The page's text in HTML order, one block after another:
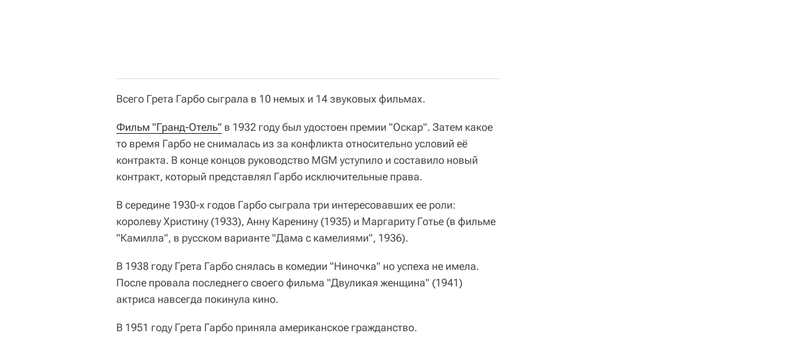
Всего Грета Гарбо сыграла в 10 немых и 14 звуковых фильмах.
Фильм "Гранд-Отель" в 1932 году был удостоен премии "Оскар". Затем какое
то время Гарбо не снималась из за конфликта относительно условий её
контракта. В конце концов руководство MGM уступило и составило новый
контракт, который представлял Гарбо исключительные права.
В середине 1930-х годов Гарбо сыграла три интересовавших ее роли:
королеву Христину (1933), Анну Каренину (1935) и Маргариту Готье (в фильме
"Камилла", в русском варианте "Дама с камелиями", 1936).
В 1938 году Грета Гарбо снялась в комедии "Ниночка" но успеха не имела.
После провала последнего своего фильма "Двуликая женщина" (1941)
актриса навсегда покинула кино.
В 1951 году Грета Гарбо приняла американское гражданство.